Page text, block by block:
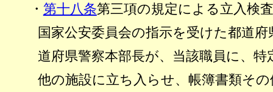
・ 第十八条第三項の規定による立入検
国家公安委員会の指示を受けた都道
道府県警察本部長が、当該職員に、
他の施設に立ち入らせ、帳簿書類そ